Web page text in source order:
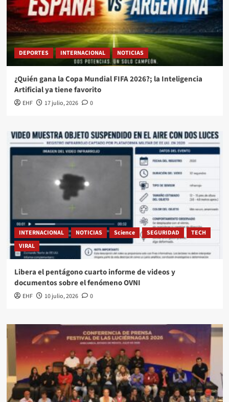
DEPORTES INTERNACIONAL NOTICIAS
¿Quién gana la Copa Mundial FIFA 2026?; la Inteligencia
Artificial ya tiene favorito
EHF 17 julio, 2026 0
INTERNACIONAL NOTICIAS Science SEGURIDAD
TECH
VIRAL
Libera el pentágono cuarto informe de videos y
documentos sobre el fenómeno OVNI
EHF 10 julio, 2026 0